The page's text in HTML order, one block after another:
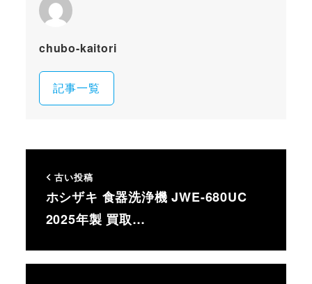
chubo-kaitori
記事一覧
古い投稿
ホシザキ 食器洗浄機 JWE-680UC
2025年製 買取…